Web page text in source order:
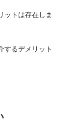
ットは存在しま
するデメリット